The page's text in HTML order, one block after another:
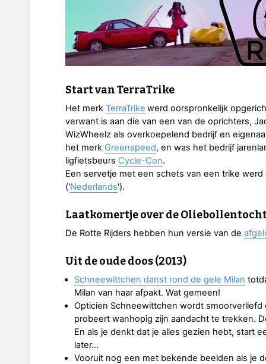
Start van TerraTrike
Het merk TerraTrike werd oorspronkelijk
verwant is aan die van een van de oprichters,
WizWheelz als overkoepelend bedrijf en
het merk Greenspeed, en was het bedrijf
ligfietsbeurs Cycle-Con.
Een servetje met een schets van een trike
('Nederlands').
Laatkomertje over de
De Rotte Rijders hebben hun versie van de
Uit de oude doos (2013)
Schneewittchen danst rond de gele Milan
Milan van haar afpakt. Wat gemeen!
Opticien Schneewittchen wordt smoorverliefd
probeert wanhopig zijn aandacht te trekken.
En als je denkt dat je alles gezien hebt, start
later…
Vooruit nog een met bekende beelden als je